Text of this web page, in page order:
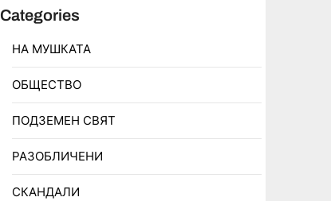
Categories
НА МУШКАТА
ОБЩЕСТВО
ПОДЗЕМЕН СВЯТ
РАЗОБЛИЧЕНИ
СКАНДАЛИ